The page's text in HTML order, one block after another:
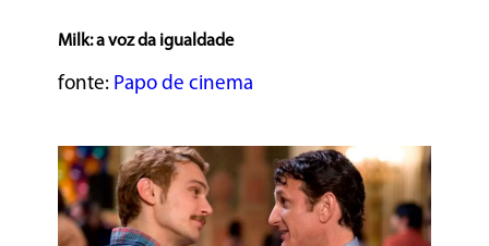
Milk: a voz da igualdade
fonte: Papo de cinema